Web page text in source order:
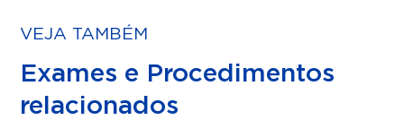
VEJA TAMBÉM
Exames e Procedimentos
relacionados